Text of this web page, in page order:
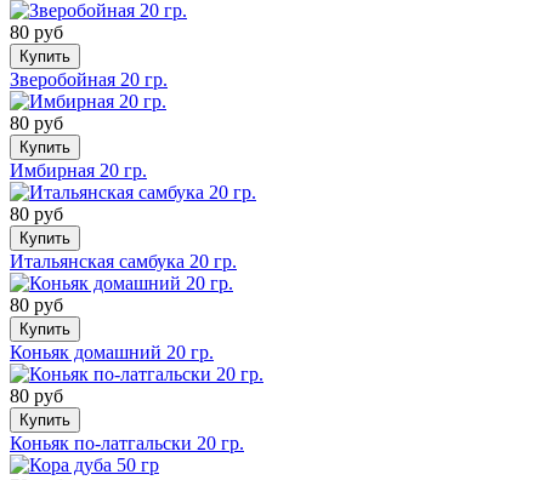
80 руб
Купить
Зверобойная 20 гр.
80 руб
Купить
Имбирная 20 гр.
80 руб
Купить
Итальянская самбука 20 гр.
80 руб
Купить
Коньяк домашний 20 гр.
80 руб
Купить
Коньяк по-латгальски 20 гр.